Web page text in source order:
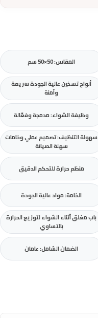
المقاس: 50×50 سم
ألواح تسخين عالية الجودة سريعة
وآمنة
وظيفة الشواء: مدمجة وفعّالة
سهولة التنظيف: تصميم عملي وخامات
سهلة الصيانة
منظم حرارة للتحكم الدقيق
الخامة: مواد عالية الجودة
باب مغلق أثناء الشواء لتوزيع الحرارة
بالتساوي
الضمان الشامل: عامان